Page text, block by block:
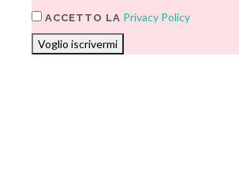
ACCETTO LA Privacy Policy
Voglio iscrivermi